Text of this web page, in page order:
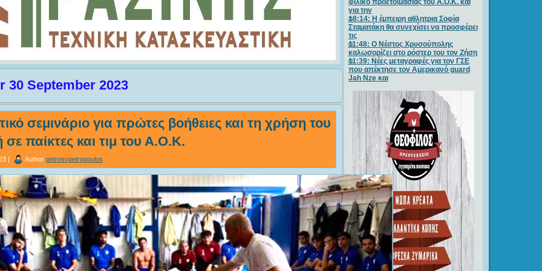
30 September 2023
σεμινάριο για πρώτες βοήθειες και τη χρήση του
σε παίκτες και τιμ του Α.Ο.Κ.
| Author petrosvpetropoulos
φιλικό προετοιμασίας του Α.Ο.Κ. και
για την
18:14: Η έμπειρη αθλητρια Σοφία
Σταματάκη θα συνεχίσει να προσφέρει
τις
11:48: Ο Νέστος Χρυσούπολης
καλωσορίζει στο ρόστερ του τον Ζήση
11:39: Νέες μεταγραφές για τον ΓΣE
που απέκτησε τον Αμερικανό guard
Jah Nze και